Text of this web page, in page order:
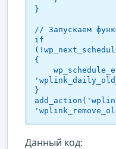
}
// Запускаем
if
{
}
Данный код: